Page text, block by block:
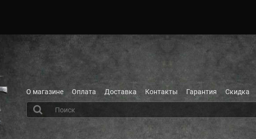
О магазине Оплата Доставка Контакты Гарантия Скидка